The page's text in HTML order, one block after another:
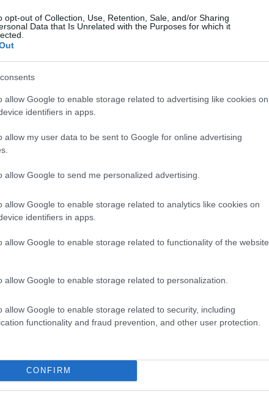
opt-out of Collection, Use, Retention, Sale, and/or Sharing
Data that Is Unrelated with the Purposes for which it
allow Google to enable storage related to advertising like cookies on
identifiers in apps.
allow my user data to be sent to Google for online advertising
allow Google to send me personalized advertising.
allow Google to enable storage related to analytics like cookies on
identifiers in apps.
allow Google to enable storage related to functionality of the website
allow Google to enable storage related to personalization.
allow Google to enable storage related to security, including
functionality and fraud prevention, and other user protection.
CONFIRM
versenyző